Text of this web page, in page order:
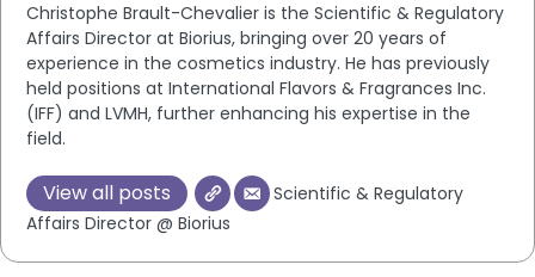
Christophe Brault-Chevalier is the Scientific & Regulatory
Affairs Director at Biorius, bringing over 20 years of
experience in the cosmetics industry. He has previously
held positions at International Flavors & Fragrances Inc.
(IFF) and LVMH, further enhancing his expertise in the
field.
View all posts
Scientific & Regulatory
Affairs Director @ Biorius